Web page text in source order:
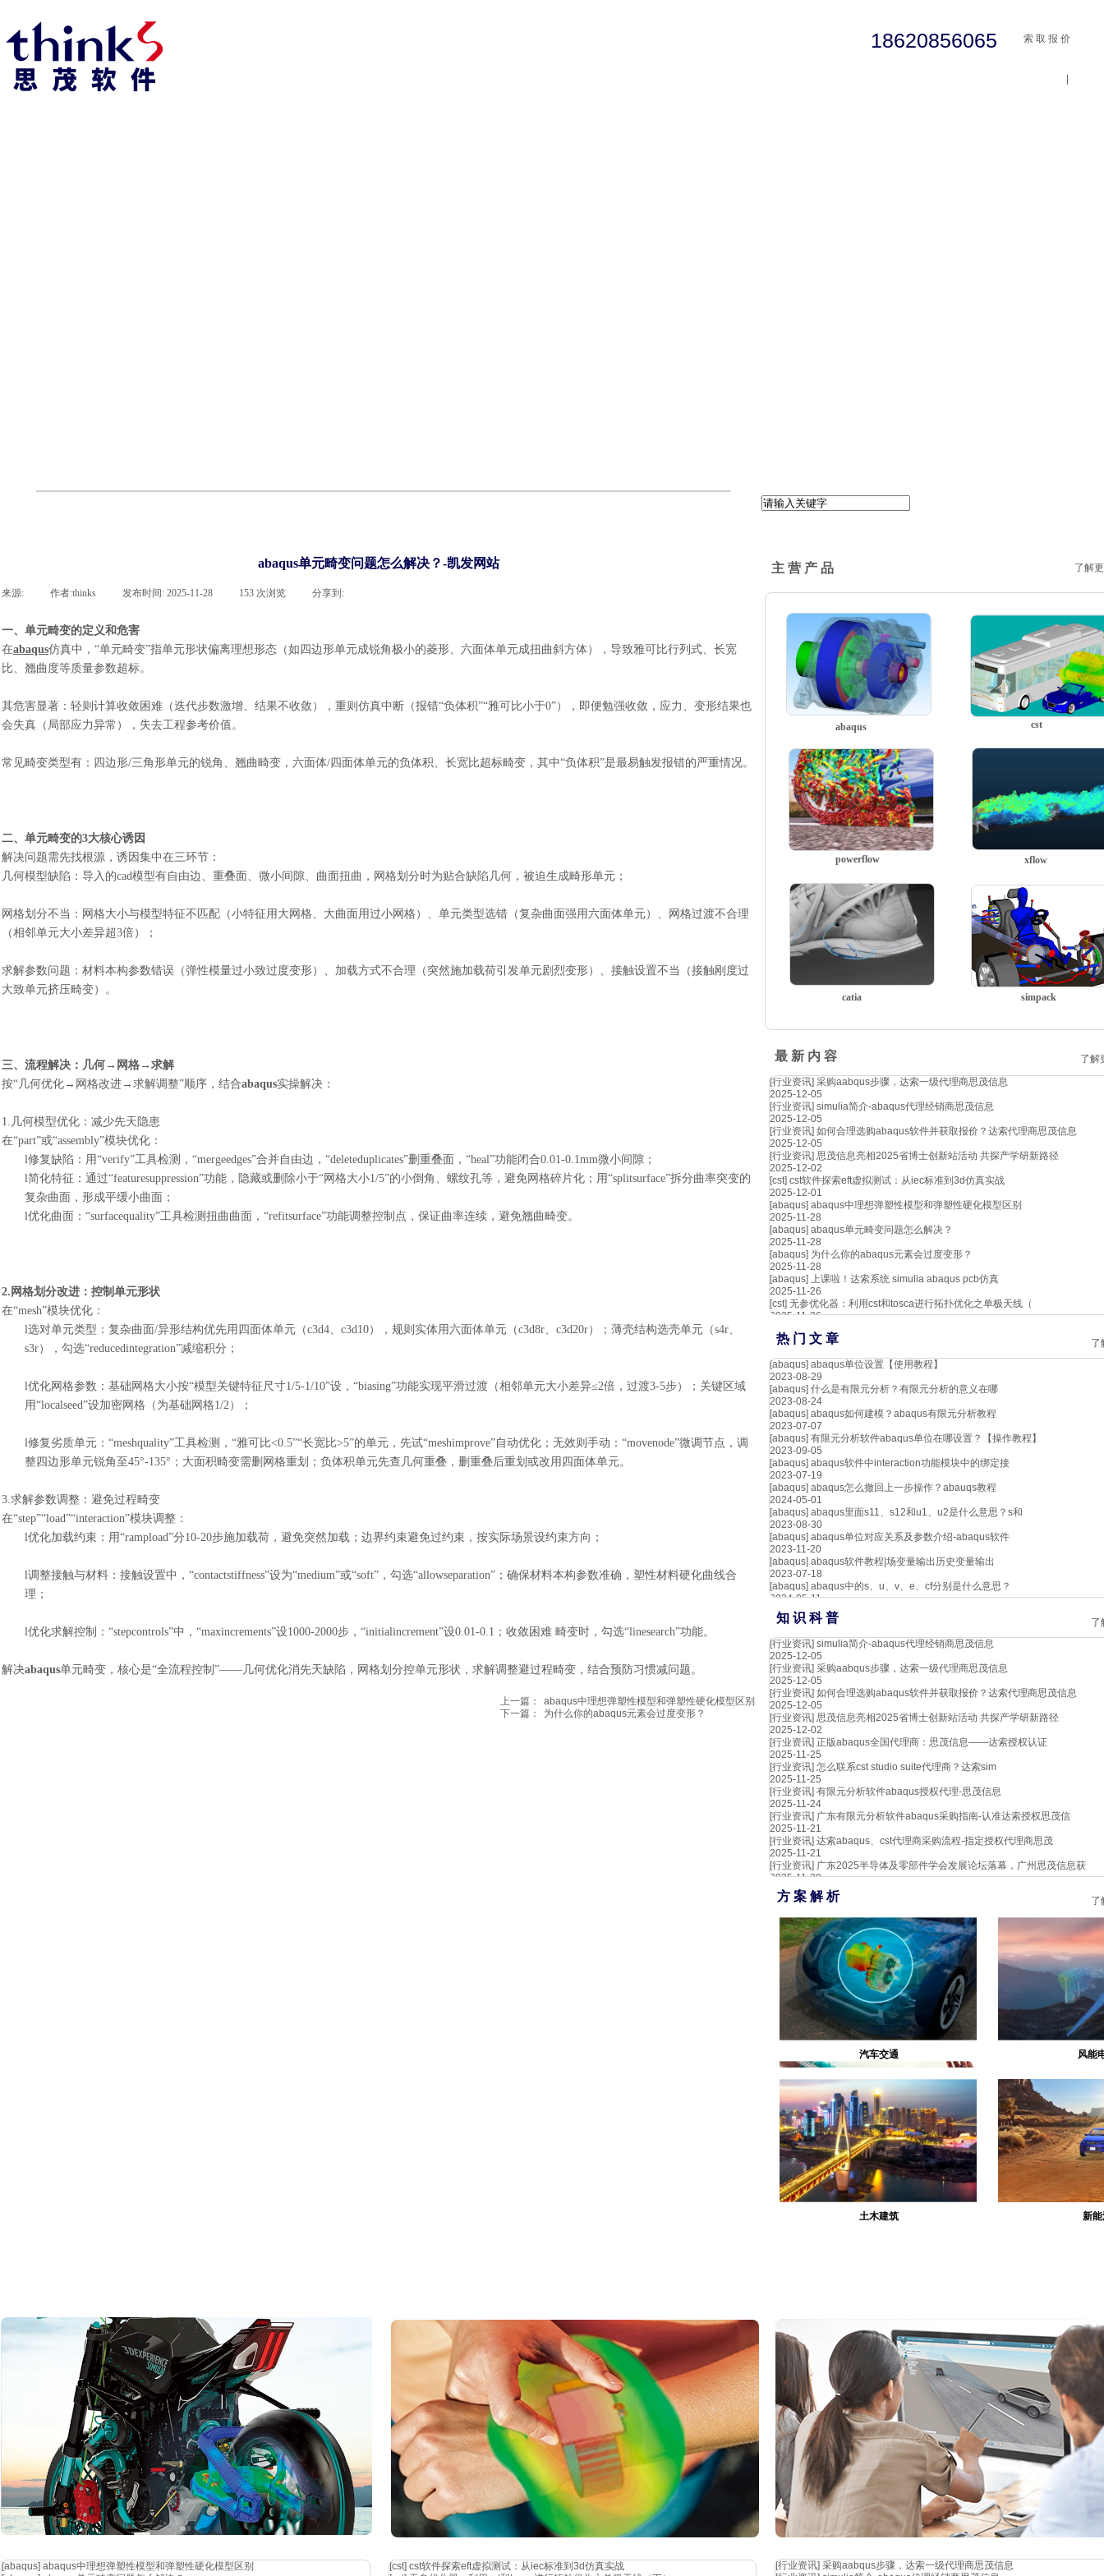
18620856065 索 取 报 价
abaqus单元畸变问题怎么解决？-凯发网站
来源: 作者:thinks 发布时间: 2025-11-28 153 次浏览 分享到:
一、单元畸变的定义和危害
在abaqus仿真中，“单元畸变”指单元形状偏离理想形态（如四边形单元成锐角极小的菱形、六面体单元成扭曲斜方体），导致雅可比行列式、长宽
比、翘曲度等质量参数超标。
其危害显著：轻则计算收敛困难（迭代步数激增、结果不收敛），重则仿真中断（报错“负体积”“雅可比小于0”），即便勉强收敛，应力、变形结果也
会失真（局部应力异常），失去工程参考价值。
常见畸变类型有：四边形/三角形单元的锐角、翘曲畸变，六面体/四面体单元的负体积、长宽比超标畸变，其中“负体积”是最易触发报错的严重情况。
二、单元畸变的3大核心诱因
解决问题需先找根源，诱因集中在三环节：
几何模型缺陷：导入的cad模型有自由边、重叠面、微小间隙、曲面扭曲，网格划分时为贴合缺陷几何，被迫生成畸形单元；
网格划分不当：网格大小与模型特征不匹配（小特征用大网格、大曲面用过小网格）、单元类型选错（复杂曲面强用六面体单元）、网格过渡不合理
（相邻单元大小差异超3倍）；
求解参数问题：材料本构参数错误（弹性模量过小致过度变形）、加载方式不合理（突然施加载荷引发单元剧烈变形）、接触设置不当（接触刚度过
大致单元挤压畸变）。
三、流程解决：几何 →网格→求解
按“几何优化→网格改进→求解调整”顺序，结合abaqus实操解决：
1.几何模型优化：减少先天隐患
在“part”或“assembly”模块优化：
l修复缺陷：用“verify”工具检测，“mergeedges”合并自由边，“deleteduplicates”删重叠面，“heal”功能闭合0.01-0.1mm微小间隙；
l简化特征：通过“featuresuppression”功能，隐藏或删除小于“网格大小1/5”的小倒角、螺纹孔等，避免网格碎片化；用“splitsurface”拆分曲率突变的
复杂曲面，形成平缓小曲面；
l优化曲面： “surfacequality”工具检测扭曲曲面，“refitsurface”功能调整控制点，保证曲率连续，避免翘曲畸变。
2.网格划分改进：控制单元形状
在“mesh”模块优化：
l选对单元类型：复杂曲面/异形结构优先用四面体单元（c3d4、c3d10），规则实体用六面体单元（c3d8r、c3d20r）；薄壳结构选壳单元（s4r、
s3r），勾选“reducedintegration”减缩积分；
l优化网格参数：基础网格大小按“模型关键特征尺寸1/5-1/10”设，“biasing”功能实现平滑过渡（相邻单元大小差异≤2倍，过渡3-5步）；关键区域
用“localseed”设加密网格（为基础网格1/2）；
l修复劣质单元： “meshquality”工具检测，“雅可比<0.5”“长宽比>5”的单元，先试“meshimprove”自动优化；无效则手动：“movenode”微调节点，调
整四边形单元锐角至45°-135°；大面积畸变需删网格重划；负体积单元先查几何重叠，删重叠后重划或改用四面体单元。
3.求解参数调整：避免过程畸变
在“step”“load”“interaction”模块调整：
l优化加载约束：用“rampload”分10-20步施加载荷，避免突然加载；边界约束避免过约束，按实际场景设约束方向；
l调整接触与材料：接触设置中， “contactstiffness”设为“medium”或“soft”，勾选“allowseparation”；确保材料本构参数准确，塑性材料硬化曲线合
理；
l优化求解控制： “stepcontrols”中，“maxincrements”设1000-2000步，“initialincrement”设0.01-0.1；收敛困难 畸变时，勾选“linesearch”功能。
解决abaqus单元畸变，核心是“全流程控制”——几何优化消先天缺陷，网格划分控单元形状，求解调整避过程畸变，结合预防习惯减问题。
上一篇：
abaqus中理想弹塑性模型和弹塑性硬化模型区别
下一篇：
为什么你的abaqus元素会过度变形？
主 营 产 品 了解
cst
abaqus
powerflow xflow
simpack
catia
最 新 内 容
了解
[行业资讯] 采购aabqus步骤，达索一级代理商思茂信息
2025-12-05
[行业资讯] simulia简介-abaqus代理经销商思茂信息
2025-12-05
[行业资讯] 如何合理选购abaqus软件并获取报价？达索代理商思茂信息
2025-12-05
[行业资讯] 思茂信息亮相2025省博士创新站活动 共探产学研新路径
2025-12-02
[cst] cst软件探索eft虚拟测试：从iec标准到3d仿真实战
2025-12-01
[abaqus] abaqus中理想弹塑性模型和弹塑性硬化模型区别
2025-11-28
[abaqus] abaqus单元畸变问题怎么解决？
2025-11-28
[abaqus] 为什么你的abaqus元素会过度变形？
2025-11-28
[abaqus] 上课啦！达索系统 simulia abaqus pcb仿真
2025-11-26
[cst] 无参优化器：利用cst和tosca进行拓扑优化之单极天线（
2025-11-26
热 门 文 章
了
[abaqus] abaqus单位设置【使用教程】
2023-08-29
[abaqus] 什么是有限元分析？有限元分析的意义在哪
2023-08-24
[abaqus] abaqus如何建模？abaqus有限元分析教程
2023-07-07
[abaqus] 有限元分析软件abaqus单位在哪设置？【操作教程】
2023-09-05
[abaqus] abaqus软件中interaction功能模块中的绑定接
2023-07-19
[abaqus] abaqus怎么撤回上一步操作？abauqs教程
2024-05-01
[abaqus] abaqus里面s11、s12和u1、u2是什么意思？s和
2023-08-30
[abaqus] abaqus单位对应关系及参数介绍-abaqus软件
2023-11-20
[abaqus] abaqus软件教程|场变量输出历史变量输出
2023-07-18
[abaqus] abaqus中的s、u、v、e、cf分别是什么意思？
2024-05-11
知 识 科 普
了
[行业资讯] simulia简介-abaqus代理经销商思茂信息
2025-12-05
[行业资讯] 采购aabqus步骤，达索一级代理商思茂信息
2025-12-05
[行业资讯] 如何合理选购abaqus软件并获取报价？达索代理商思茂信息
2025-12-05
[行业资讯] 思茂信息亮相2025省博士创新站活动 共探产学研新路径
2025-12-02
[行业资讯] 正版abaqus全国代理商：思茂信息——达索授权认证
2025-11-25
[行业资讯] 怎么联系cst studio suite代理商？达索sim
2025-11-25
[行业资讯] 有限元分析软件abaqus授权代理-思茂信息
2025-11-24
[行业资讯] 广东有限元分析软件abaqus采购指南-认准达索授权思茂信
2025-11-21
[行业资讯] 达索abaqus、cst代理商采购流程-指定授权代理商思茂
2025-11-21
[行业资讯] 广东2025半导体及零部件学会发展论坛落幕，广州思茂信息获
2025-11-20
方 案 解 析 了
汽车交通 风能
生物医疗
土木建筑
新
[行业资讯] 采购aabqus步骤，达索一级代理商思茂信息
[abaqus] abaqus中理想弹塑性模型和弹塑性硬化模型区别
[cst] cst软件探索eft虚拟测试：从iec标准到3d仿真实战